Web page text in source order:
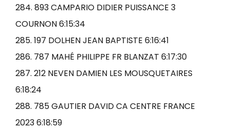
284. 893 CAMPARIO DIDIER PUISSANCE 3
COURNON 6:15:34
285. 197 DOLHEN JEAN BAPTISTE 6:16:41
286. 787 MAHÉ PHILIPPE FR BLANZAT 6:17:30
287. 212 NEVEN DAMIEN LES MOUSQUETAIRES
6:18:24
288. 785 GAUTIER DAVID CA CENTRE FRANCE
2023 6:18:59